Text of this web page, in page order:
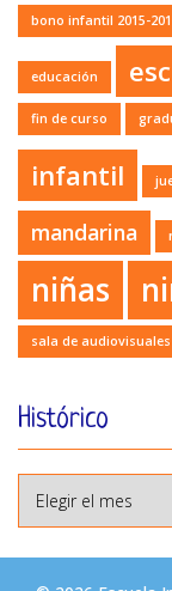
bono infantil 2015-
educación
fin de curso
infantil
mandarina
niñas
sala de audiovisuales
Histórico